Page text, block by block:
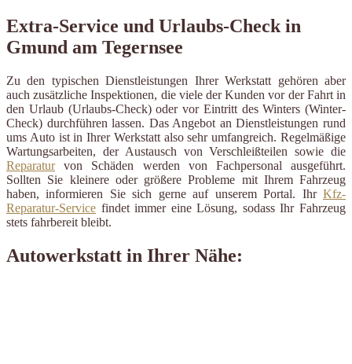
Extra-Service und Urlaubs-Check in
Gmund am Tegernsee
Zu den typischen Dienstleistungen Ihrer Werkstatt gehören aber
auch zusätzliche Inspektionen, die viele der Kunden vor der Fahrt in
den Urlaub (Urlaubs-Check) oder vor Eintritt des Winters (Winter-
Check) durchführen lassen. Das Angebot an Dienstleistungen rund
ums Auto ist in Ihrer Werkstatt also sehr umfangreich. Regelmäßige
Wartungsarbeiten, der Austausch von Verschleißteilen sowie die
Reparaturvon Schäden werden von Fachpersonal ausgeführt.
Sollten Sie kleinere oder größere Probleme mit Ihrem Fahrzeug
haben, informieren Sie sich gerne auf unserem Portal. Ihr Kfz-
Reparatur-Service findet immer eine Lösung, sodass Ihr Fahrzeug
stets fahrbereit bleibt.
Autowerkstatt in Ihrer Nähe: